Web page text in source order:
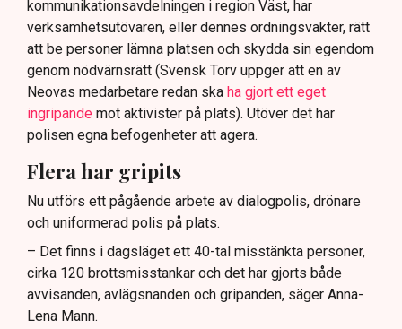
kommunikationsavdelningen i region Väst, har
verksamhetsutövaren, eller dennes ordningsvakter, rätt
att be personer lämna platsen och skydda sin egendom
genom nödvärnsrätt (Svensk Torv uppger att en av
Neovas medarbetare redan ska ha gjort ett eget
ingripande mot aktivister på plats). Utöver det har
polisen egna befogenheter att agera.
Flera har gripits
Nu utförs ett pågående arbete av dialogpolis, drönare
och uniformerad polis på plats.
– Det finns i dagsläget ett 40-tal misstänkta personer,
cirka 120 brottsmisstankar och det har gjorts både
avvisanden, avlägsnanden och gripanden, säger Anna-
Lena Mann.